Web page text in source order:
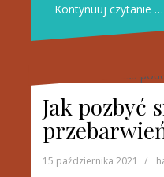
Kontynuuj czytanie …
Jak pozbyć
15 października 2021